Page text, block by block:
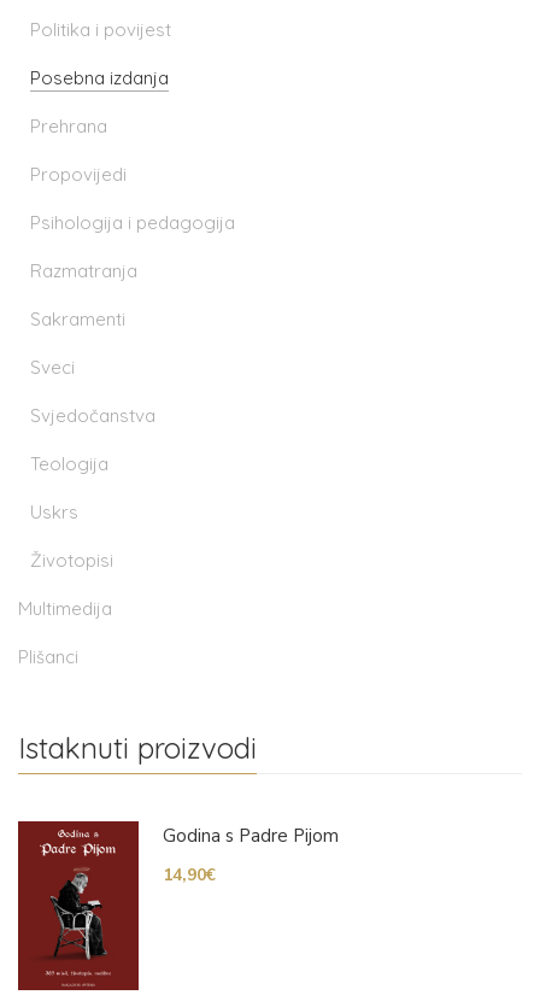
Politika i povijest
Posebna izdanja
Prehrana
Propovijedi
Psihologija i pedagogija
Razmatranja
Sakramenti
Sveci
Svjedočanstva
Teologija
Uskrs
Životopisi
Multimedija
Plišanci
Istaknuti proizvodi
Godina s Padre Pijom
14,90€